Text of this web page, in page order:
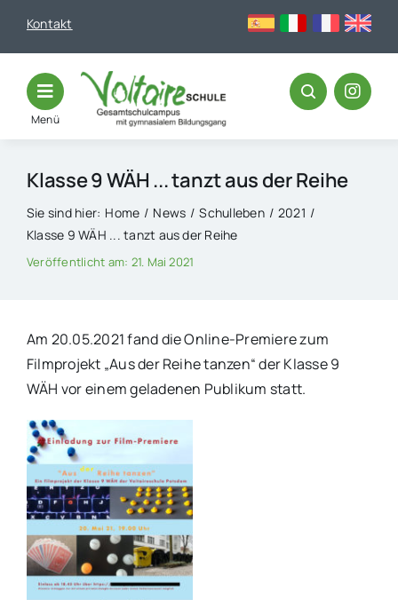
Kontakt
Menü
Klasse 9 WÄH ... tanzt aus der Reihe
Sie sind hier: Home News Schulleben
2021
Klasse 9 WÄH ... tanzt aus der Reihe
Veröffentlicht am: 21. Mai 2021
Am 20.05.2021 fand die Online-Premiere zum
Filmprojekt „Aus der Reihe tanzen“ der Klasse 9
WÄH vor einem geladenen Publikum statt.